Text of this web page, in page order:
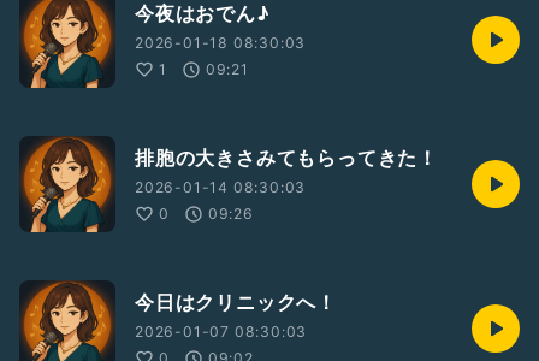
今夜はおでん♪
2026-01-18 08:30:03
1
09:21
排胞の大きさみてもらってきた！
2026-01-14 08:30:03
0
09:26
今日はクリニックへ！
2026-01-07 08:30:03